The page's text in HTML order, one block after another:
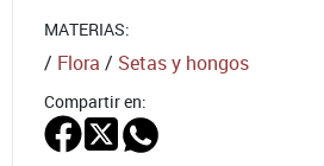
MATERIAS:
/ Flora / Setas y hongos
Compartir en: